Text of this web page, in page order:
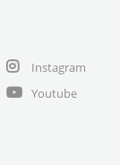
Instagram
Youtube